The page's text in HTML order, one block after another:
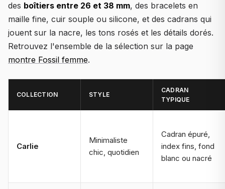
des boîtiers entre 26 et 38 mm, des bracelets en
maille fine, cuir souple ou silicone, et des cadrans qui
jouent sur la nacre, les tons rosés et les détails dorés.
Retrouvez l'ensemble de la sélection sur la page
montre Fossil femme.
COLLECTION STYLE
CADRAN
TYPIQUE
Carlie
Minimaliste
chic, quotidien
Cadran épuré,
index fins, fond
blanc ou nacré